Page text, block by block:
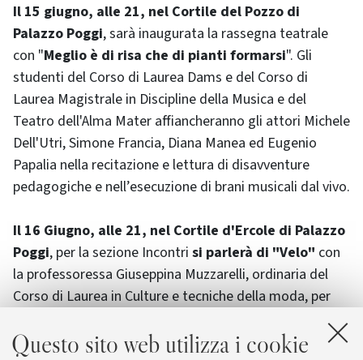
Questo sito web utilizza i cookie
Il 15 giugno, alle 21, nel Cortile del Pozzo di
Palazzo Poggi, sarà inaugurata la rassegna teatrale
con "Meglio è di risa che di pianti formarsi". Gli
studenti del Corso di Laurea Dams e del Corso di
Laurea Magistrale in Discipline della Musica e del
Teatro dell'Alma Mater affiancheranno gli attori Michele
Dell'Utri, Simone Francia, Diana Manea ed Eugenio
Papalia nella recitazione e lettura di disavventure
pedagogiche e nell’esecuzione di brani musicali dal vivo.
Il 16 Giugno, alle 21, nel Cortile d'Ercole di Palazzo
Poggi, per la sezione Incontri si parlerà di "Velo" con
la professoressa Giuseppina Muzzarelli, ordinaria del
Corso di Laurea in Culture e tecniche della moda, per
svelare riti, usi, rappresentazioni e l'identità religiosa
del velo.